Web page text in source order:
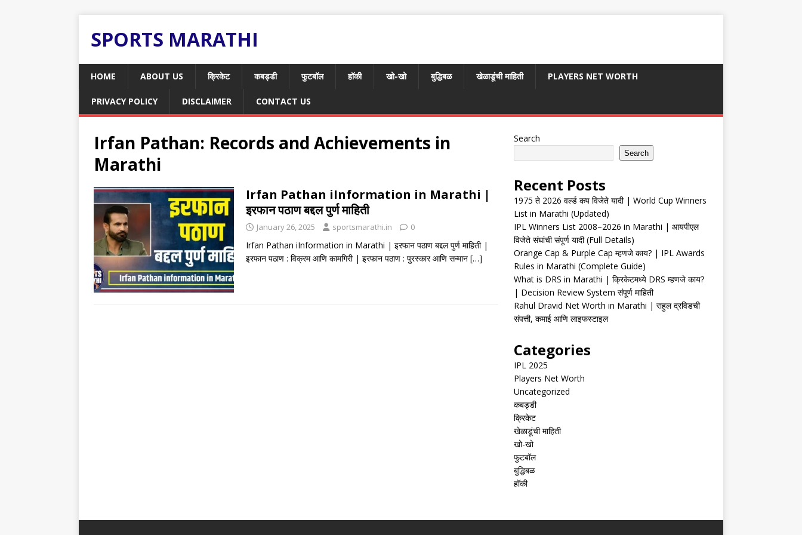
SPORTS MARATHI
HOME ABOUT US क्रिकेट कबड्डी फुटबॉल हॉकी खो-खो बुद्धिबळ खेळाडूंची माहिती PLAYERS NET WORTH
PRIVACY POLICY DISCLAIMER CONTACT US
Irfan Pathan: Records and Achievements in
Marathi
Irfan Pathan iInformation in Marathi |
इरफान पठाण बद्दल पुर्ण माहिती
January 26, 2025 sportsmarathi.in 0
Irfan Pathan iInformation in Marathi | इरफान पठाण बद्दल पुर्ण माहिती |
इरफान पठाण : विक्रम आणि कामगिरी | इरफान पठाण : पुरस्कार आणि सन्मान […]
Search
Search
Recent Posts
1975 ते 2026 वर्ल्ड कप विजेते यादी | World Cup Winners
List in Marathi (Updated)
IPL Winners List 2008–2026 in Marathi | आयपीएल
विजेते संघांची संपूर्ण यादी (Full Details)
Orange Cap & Purple Cap म्हणजे काय? | IPL Awards
Rules in Marathi (Complete Guide)
What is DRS in Marathi | क्रिकेटमध्ये DRS म्हणजे काय?
| Decision Review System संपूर्ण माहिती
Rahul Dravid Net Worth in Marathi | राहुल द्रविडची
संपत्ती, कमाई आणि लाइफस्टाइल
Categories
IPL 2025
Players Net Worth
Uncategorized
कबड्डी
क्रिकेट
खेळाडूंची माहिती
खो-खो
फुटबॉल
बुद्धिबळ
हॉकी